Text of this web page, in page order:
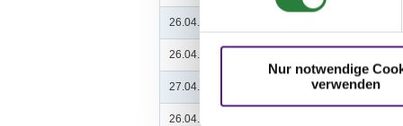
Nur notwendige
verwenden
26.04.2025 (
26.04.2025 (
27.04.2025 ( 12. Springprüfung Kl.A*
26.04.2025 (